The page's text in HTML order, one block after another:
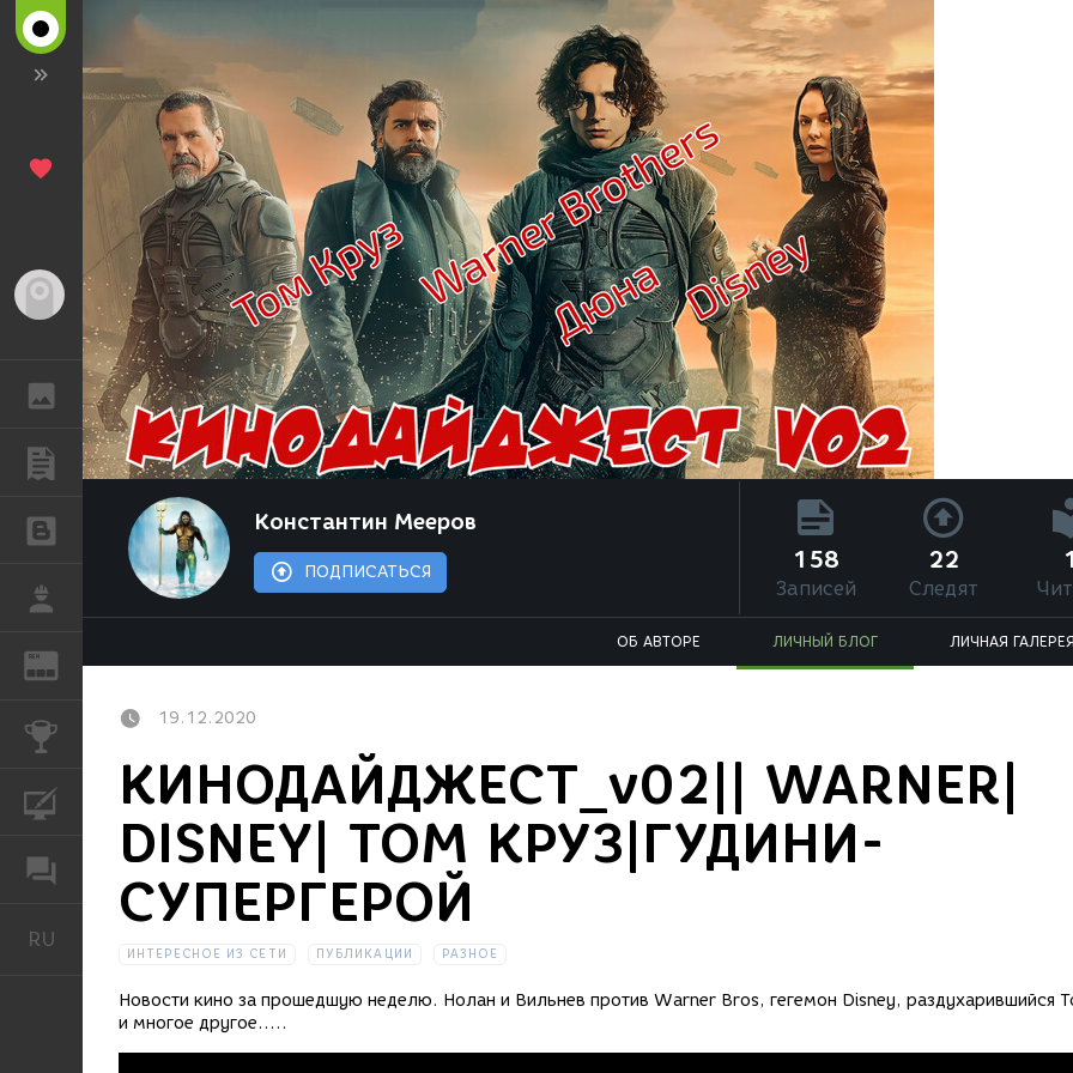
Гость
ГАЛЕРЕЯ
ПУБЛИКАЦИИ
БЛОГИ
REN ЖУРНАЛ
КОНКУРСЫ
КУРСЫ
ФОРУМ
RU
Константин Мееров
ПОДПИСАТЬСЯ 158
Записей
22
Следят
1
ОБ АВТОРЕ ЛИЧНЫЙ БЛОГ ЛИЧНАЯ ГАЛЕРЕЯ
19.12.2020
КИНОДАЙДЖЕСТ_v02|| WARNER|
DISNEY| ТОМ КРУЗ|ГУДИНИ-
СУПЕРГЕРОЙ
ИНТЕРЕСНОЕ ИЗ СЕТИ ПУБЛИКАЦИИ РАЗНОЕ
Новости кино за прошедшую неделю. Нолан и Вильнев против Warner Bros, гегемон Disney, раздухарившийся
и многое другое.....